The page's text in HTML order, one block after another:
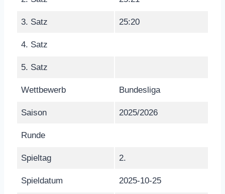
3. Satz 25:20
4. Satz
5. Satz
Wettbewerb Bundesliga
Saison 2025/2026
Runde
Spieltag 2.
Spieldatum 2025-10-25